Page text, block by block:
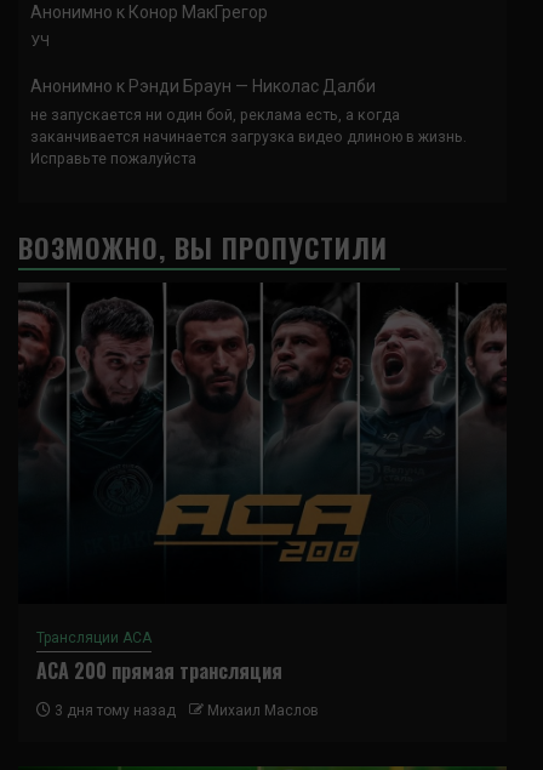
Анонимно к Конор МакГрегор
УЧ
Анонимно к Рэнди Браун — Николас Далби
не запускается ни один бой, реклама есть, а когда
заканчивается начинается загрузка видео длиною в жизнь.
Исправьте пожалуйста
ВОЗМОЖНО, ВЫ ПРОПУСТИЛИ
Трансляции ACA
ACA 200 прямая трансляция
3 дня тому назад Михаил Маслов